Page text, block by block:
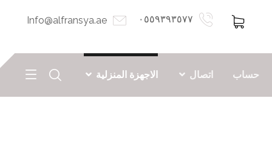
Info@alfransya.ae ٠٥٥٩٣٩٣٥٧٧
حساب اتصال الاجهزة المنزلية